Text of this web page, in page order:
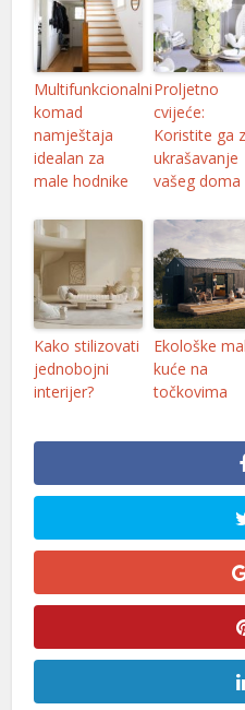
Multifunkcionalni
komad
namještaja
idealan za
male hodnike
Proljetno
cvijeće:
Koristite ga
ukrašavanje
vašeg doma
Kako stilizovati
jednobojni
interijer?
Ekološke
kuće na
točkovima